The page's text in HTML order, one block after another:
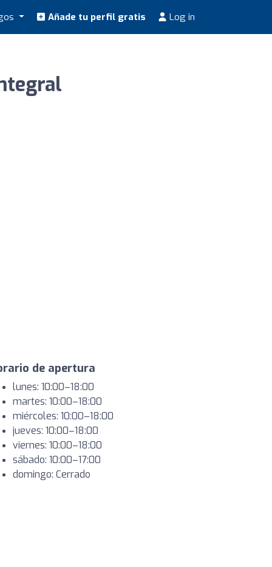
Añade tu perfil gratis Log in
de apertura
lunes: 10:00–18:00
martes: 10:00–18:00
miércoles: 10:00–18:00
jueves: 10:00–18:00
viernes: 10:00–18:00
sábado: 10:00–17:00
domingo: Cerrado